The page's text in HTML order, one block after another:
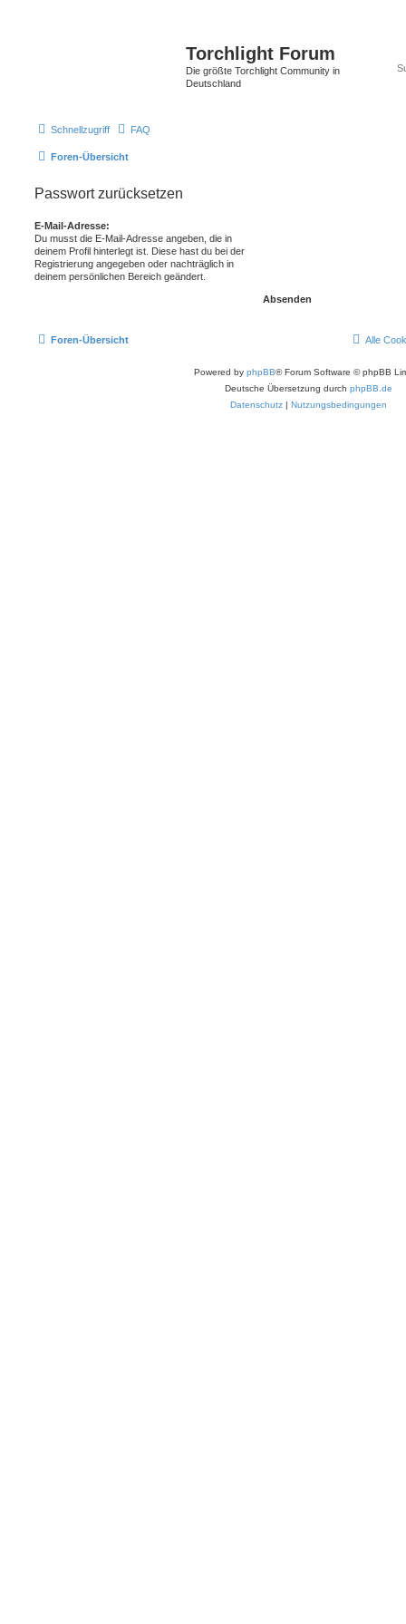
Torchlight Forum
Die größte Torchlight Community in
Deutschland
Schnellzugriff FAQ
Foren-Übersicht
Passwort zurücksetzen
E-Mail-Adresse:
Du musst die E-Mail-Adresse angeben, die in
deinem Profil hinterlegt ist. Diese hast du bei der
Registrierung angegeben oder nachträglich in
deinem persönlichen Bereich geändert.
Foren-Übersicht Alle
Powered by phpBB® Forum Software © phpBB
Deutsche Übersetzung durch phpBB.de
Datenschutz | Nutzungsbedingungen